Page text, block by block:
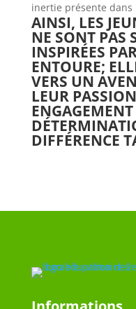
inertie présente dans
AINSI, LES
NE SONT PAS
INSPIRÉES
ENTOURE;
VERS UN
LEUR
DIFFÉRENCE